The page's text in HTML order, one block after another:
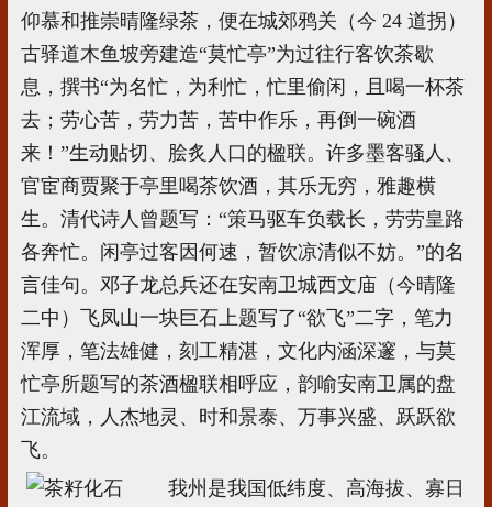
仰慕和推崇晴隆绿茶，便在城郊鸦关（今 24 道拐）
古驿道木鱼坡旁建造“莫忙亭”为过往行客饮茶歇
息，撰书“为名忙，为利忙，忙里偷闲，且喝一杯茶
去；劳心苦，劳力苦，苦中作乐，再倒一碗酒
来！”生动贴切、脍炙人口的楹联。许多墨客骚人、
官宦商贾聚于亭里喝茶饮酒，其乐无穷，雅趣横
生。清代诗人曾题写：“策马驱车负载长，劳劳皇路
各奔忙。闲亭过客因何速，暂饮凉清似不妨。”的名
言佳句。邓子龙总兵还在安南卫城西文庙（今晴隆
二中）飞凤山一块巨石上题写了“欲飞”二字，笔力
浑厚，笔法雄健，刻工精湛，文化内涵深邃，与莫
忙亭所题写的茶酒楹联相呼应，韵喻安南卫属的盘
江流域，人杰地灵、时和景泰、万事兴盛、跃跃欲
飞。
我州是我国低纬度、高海拔、寡日